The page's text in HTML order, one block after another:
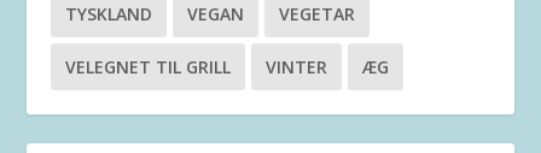
TYSKLAND VEGAN VEGETAR
VELEGNET TIL GRILL VINTER ÆG